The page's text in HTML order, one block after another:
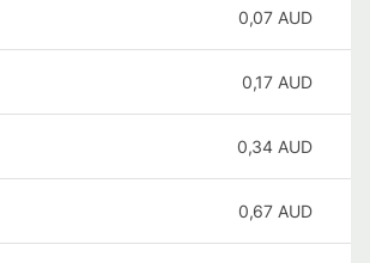
0,07 AUD
0,17 AUD
0,34 AUD
0,67 AUD